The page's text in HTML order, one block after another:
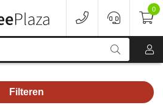
0
Filteren